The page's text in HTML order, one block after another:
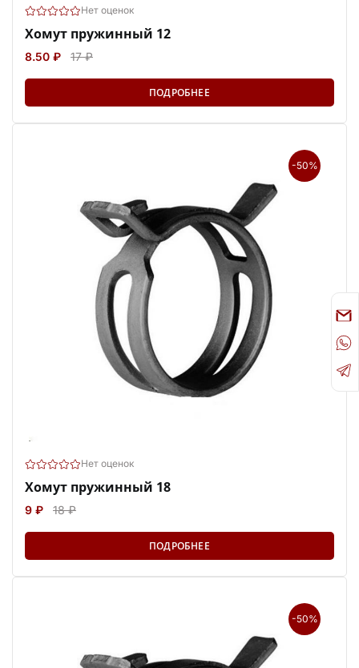
Нет оценок
Хомут пружинный 12
8.50 ₽ 17 ₽
ПОДРОБНЕЕ
-50%
Нет оценок
Хомут пружинный 18
9 ₽ 18 ₽
ПОДРОБНЕЕ
-50%